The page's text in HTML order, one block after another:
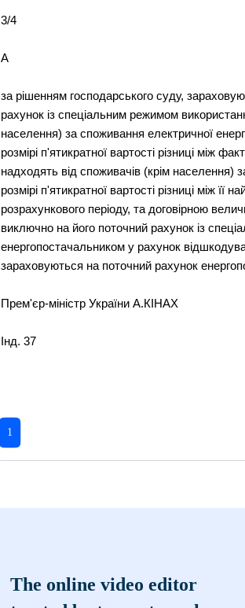
3/4
A
за рішенням господарського суду,
рахунок із спеціальним режимом
населення) за споживання електричної
розмірі п'ятикратної вартості різниці між
надходять від споживачів (крім населення)
розмірі п'ятикратної вартості різниці між
розрахункового періоду, та договірною
виключно на його поточний рахунок із
енергопостачальником у рахунок
зараховуються на поточний рахунок
Прем'єр-міністр України А.КІНАХ
Інд. 37
1
The online video editor